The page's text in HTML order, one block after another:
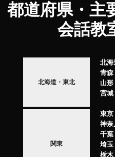
都道府県・主
会話教
北海道・東北
北海
青森
山形
宮城
関東
東京
神奈
千葉
埼玉
栃木